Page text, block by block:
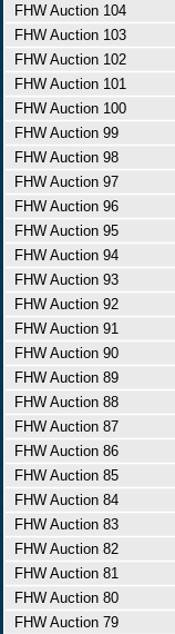
FHW Auction 104
FHW Auction 103
FHW Auction 102
FHW Auction 101
FHW Auction 100
FHW Auction 99
FHW Auction 98
FHW Auction 97
FHW Auction 96
FHW Auction 95
FHW Auction 94
FHW Auction 93
FHW Auction 92
FHW Auction 91
FHW Auction 90
FHW Auction 89
FHW Auction 88
FHW Auction 87
FHW Auction 86
FHW Auction 85
FHW Auction 84
FHW Auction 83
FHW Auction 82
FHW Auction 81
FHW Auction 80
FHW Auction 79